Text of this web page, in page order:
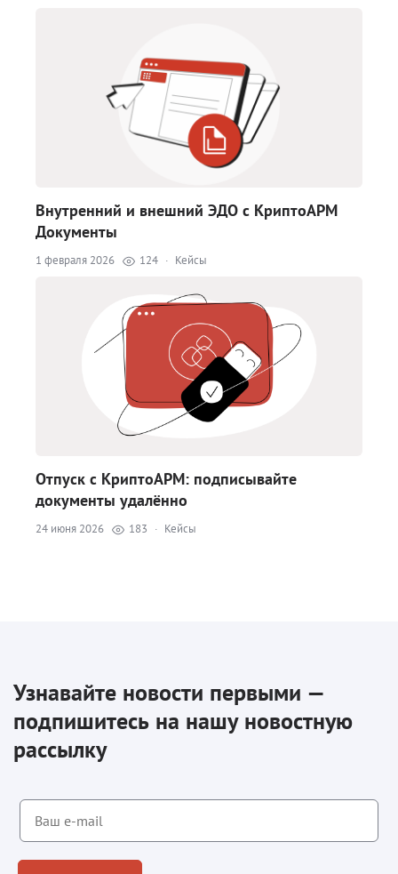
Внутренний и внешний ЭДО с КриптоАРМ
Документы
1 февраля 2026 124 · Кейсы
Отпуск с КриптоАРМ: подписывайте
документы удалённо
24 июня 2026 183 · Кейсы
Узнавайте новости первыми —
подпишитесь на нашу новостную
рассылку